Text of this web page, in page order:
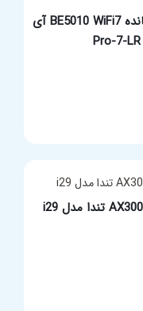
اکسس پوینت سقفی بی سیم دوبانده BE5010 WiFi7 آی